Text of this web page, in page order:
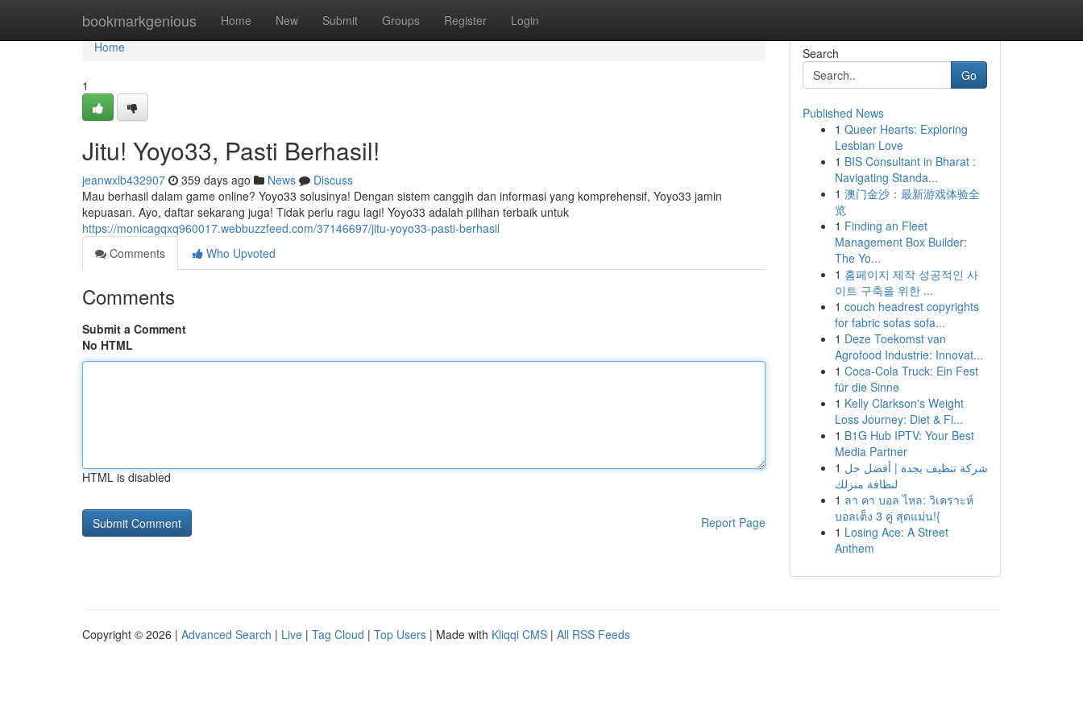
bookmarkgenious Home New Submit Groups Register Login
Home
Home
1
Jitu! Yoyo33, Pasti Berhasil!
jeanwxlb432907 359 days ago News
Discuss
Mau berhasil dalam game online? Yoyo33 solusinya! Dengan sistem canggih dan informasi yang komprehensif, Yoyo33 jamin
kepuasan. Ayo, daftar sekarang juga! Tidak perlu ragu lagi! Yoyo33 adalah pilihan terbaik untuk
https://monicagqxq960017.webbuzzfeed.com/37146697/jitu-yoyo33-pasti-berhasil
Comments
Who Upvoted
Comments
Submit a Comment
No HTML
HTML is disabled
Report Page
Search
Go
Published News
1 Queer Hearts: Exploring
Lesbian Love
1 BIS Consultant in Bharat :
Navigating Standa...
1 澳门金沙：最新游戏体验全
览
1 Finding an Fleet
Management Box Builder:
The Yo...
1 홈페이지 제작 성공적인 사
이트 구축을 위한 ...
1 couch headrest copyrights
for fabric sofas sofa...
1 Deze Toekomst van
Agrofood Industrie: Innovat...
1 Coca-Cola Truck: Ein Fest
für die Sinne
1 Kelly Clarkson's Weight
Loss Journey: Diet & Fi...
1 B1G Hub IPTV: Your Best
Media Partner
1 شركة تنظيف بجدة | أفضل حل
لنظافة منزلك
1 ลา คา บอล ไหล: วิเคราะห์
บอลเต็ง 3 คู่ สุดแม่น!{
1 Losing Ace: A Street
Anthem
Copyright © 2026 | Advanced Search | Live | Tag Cloud | Top Users | Made with Kliqqi CMS | All RSS Feeds